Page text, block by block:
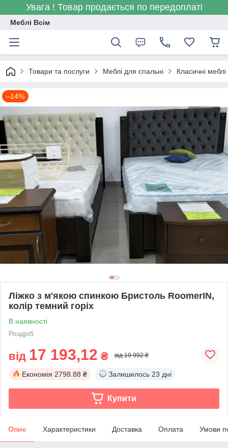
Увага ! Товар продається по передоплаті
Меблі Всім
Товари та послуги Меблі для спальні Класичні
–14%
Ліжко з м'якою спинкою Бристоль RoomerIN,
колір темний горіх
В наявності
Роздріб
від 17 193,12 ₴ від 19 992 ₴
Економія 2798.88 ₴ Залишилось 23 дні
Купити
Опис Характеристики Доставка Оплата Умови